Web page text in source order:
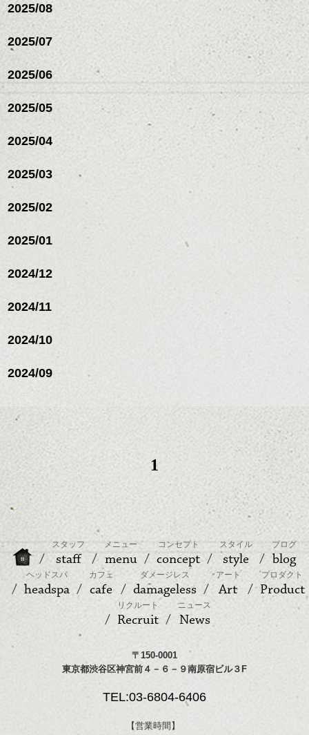
2025/08
2025/07
2025/06
2025/05
2025/04
2025/03
2025/02
2025/01
2024/12
2024/11
2024/10
2024/09
1
スタッフ
staff
メニュー
menu
コンセプト
concept
スタイル
style
ブログ
blog
ヘッドスパ
headspa
カフェ
cafe
ダメージレス
damageless
アート
Art
プロダクト
Product
リクルート
Recruit
ニュース
News
〒150-0001
東京都渋谷区神宮前４－６－９南原宿ビル３F
TEL:03-6804-6406
【営業時間】